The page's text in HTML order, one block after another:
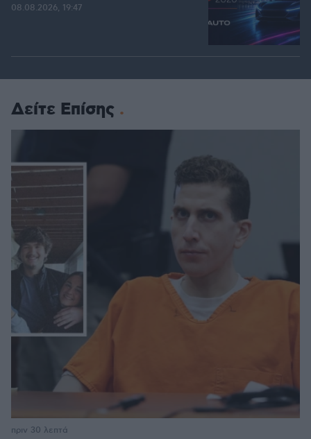
08.08.2026, 19:47
Δείτε Επίσης
πριν 30 λεπτά